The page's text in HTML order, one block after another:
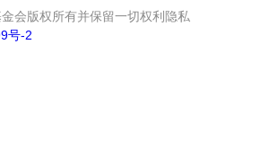
会版权所有并保留一切权利隐私
号-2